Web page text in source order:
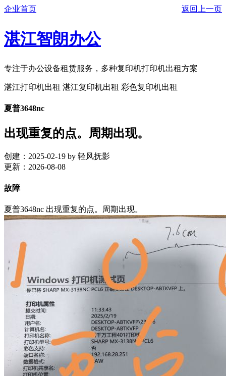
返回上一页
企业首页
湛江智朗办公
专注于办公设备租赁服务，多种复印机打印机出租方案
湛江打印机出租 湛江复印机出租 彩色复印机出租
夏普3648nc
出现重复的点。周期出现。
创建：2025-02-19 by 轻风抚影
更新：2026-08-08
故障
夏普3648nc 出现重复的点。周期出现。